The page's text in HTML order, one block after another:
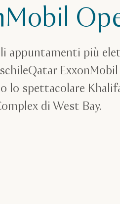
appuntamenti più
Qatar
lo spettacolare
di West Bay.